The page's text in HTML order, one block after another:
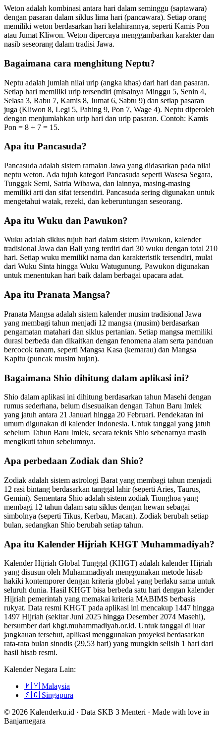
Weton adalah kombinasi antara hari dalam seminggu (saptawara)
dengan pasaran dalam siklus lima hari (pancawara). Setiap orang
memiliki weton berdasarkan hari kelahirannya, seperti Kamis Pon
atau Jumat Kliwon. Weton dipercaya menggambarkan karakter dan
nasib seseorang dalam tradisi Jawa.
Bagaimana cara menghitung Neptu?
Neptu adalah jumlah nilai urip (angka khas) dari hari dan pasaran.
Setiap hari memiliki urip tersendiri (misalnya Minggu 5, Senin 4,
Selasa 3, Rabu 7, Kamis 8, Jumat 6, Sabtu 9) dan setiap pasaran
juga (Kliwon 8, Legi 5, Pahing 9, Pon 7, Wage 4). Neptu diperoleh
dengan menjumlahkan urip hari dan urip pasaran. Contoh: Kamis
Pon = 8 + 7 = 15.
Apa itu Pancasuda?
Pancasuda adalah sistem ramalan Jawa yang didasarkan pada nilai
neptu weton. Ada tujuh kategori Pancasuda seperti Wasesa Segara,
Tunggak Semi, Satria Wibawa, dan lainnya, masing-masing
memiliki arti dan sifat tersendiri. Pancasuda sering digunakan untuk
mengetahui watak, rezeki, dan keberuntungan seseorang.
Apa itu Wuku dan Pawukon?
Wuku adalah siklus tujuh hari dalam sistem Pawukon, kalender
tradisional Jawa dan Bali yang terdiri dari 30 wuku dengan total 210
hari. Setiap wuku memiliki nama dan karakteristik tersendiri, mulai
dari Wuku Sinta hingga Wuku Watugunung. Pawukon digunakan
untuk menentukan hari baik dalam berbagai upacara adat.
Apa itu Pranata Mangsa?
Pranata Mangsa adalah sistem kalender musim tradisional Jawa
yang membagi tahun menjadi 12 mangsa (musim) berdasarkan
pengamatan matahari dan siklus pertanian. Setiap mangsa memiliki
durasi berbeda dan dikaitkan dengan fenomena alam serta panduan
bercocok tanam, seperti Mangsa Kasa (kemarau) dan Mangsa
Kapitu (puncak musim hujan).
Bagaimana Shio dihitung dalam aplikasi ini?
Shio dalam aplikasi ini dihitung berdasarkan tahun Masehi dengan
rumus sederhana, belum disesuaikan dengan Tahun Baru Imlek
yang jatuh antara 21 Januari hingga 20 Februari. Pendekatan ini
umum digunakan di kalender Indonesia. Untuk tanggal yang jatuh
sebelum Tahun Baru Imlek, secara teknis Shio sebenarnya masih
mengikuti tahun sebelumnya.
Apa perbedaan Zodiak dan Shio?
Zodiak adalah sistem astrologi Barat yang membagi tahun menjadi
12 rasi bintang berdasarkan tanggal lahir (seperti Aries, Taurus,
Gemini). Sementara Shio adalah sistem zodiak Tionghoa yang
membagi 12 tahun dalam satu siklus dengan hewan sebagai
simbolnya (seperti Tikus, Kerbau, Macan). Zodiak berubah setiap
bulan, sedangkan Shio berubah setiap tahun.
Apa itu Kalender Hijriah KHGT Muhammadiyah?
Kalender Hijriah Global Tunggal (KHGT) adalah kalender Hijriah
yang disusun oleh Muhammadiyah menggunakan metode hisab
hakiki kontemporer dengan kriteria global yang berlaku sama untuk
seluruh dunia. Hasil KHGT bisa berbeda satu hari dengan kalender
Hijriah pemerintah yang memakai kriteria MABIMS berbasis
rukyat. Data resmi KHGT pada aplikasi ini mencakup 1447 hingga
1497 Hijriah (sekitar Juni 2025 hingga Desember 2074 Masehi),
bersumber dari khgt.muhammadiyah.or.id. Untuk tanggal di luar
jangkauan tersebut, aplikasi menggunakan proyeksi berdasarkan
rata-rata bulan sinodis (29,53 hari) yang mungkin selisih 1 hari dari
hasil hisab resmi.
Kalender Negara Lain:
🇲🇾 Malaysia
🇸🇬 Singapura
© 2026 Kalenderku.id · Data SKB 3 Menteri · Made with love in
Banjarnegara